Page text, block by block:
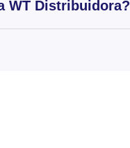
WT Distribuidora?